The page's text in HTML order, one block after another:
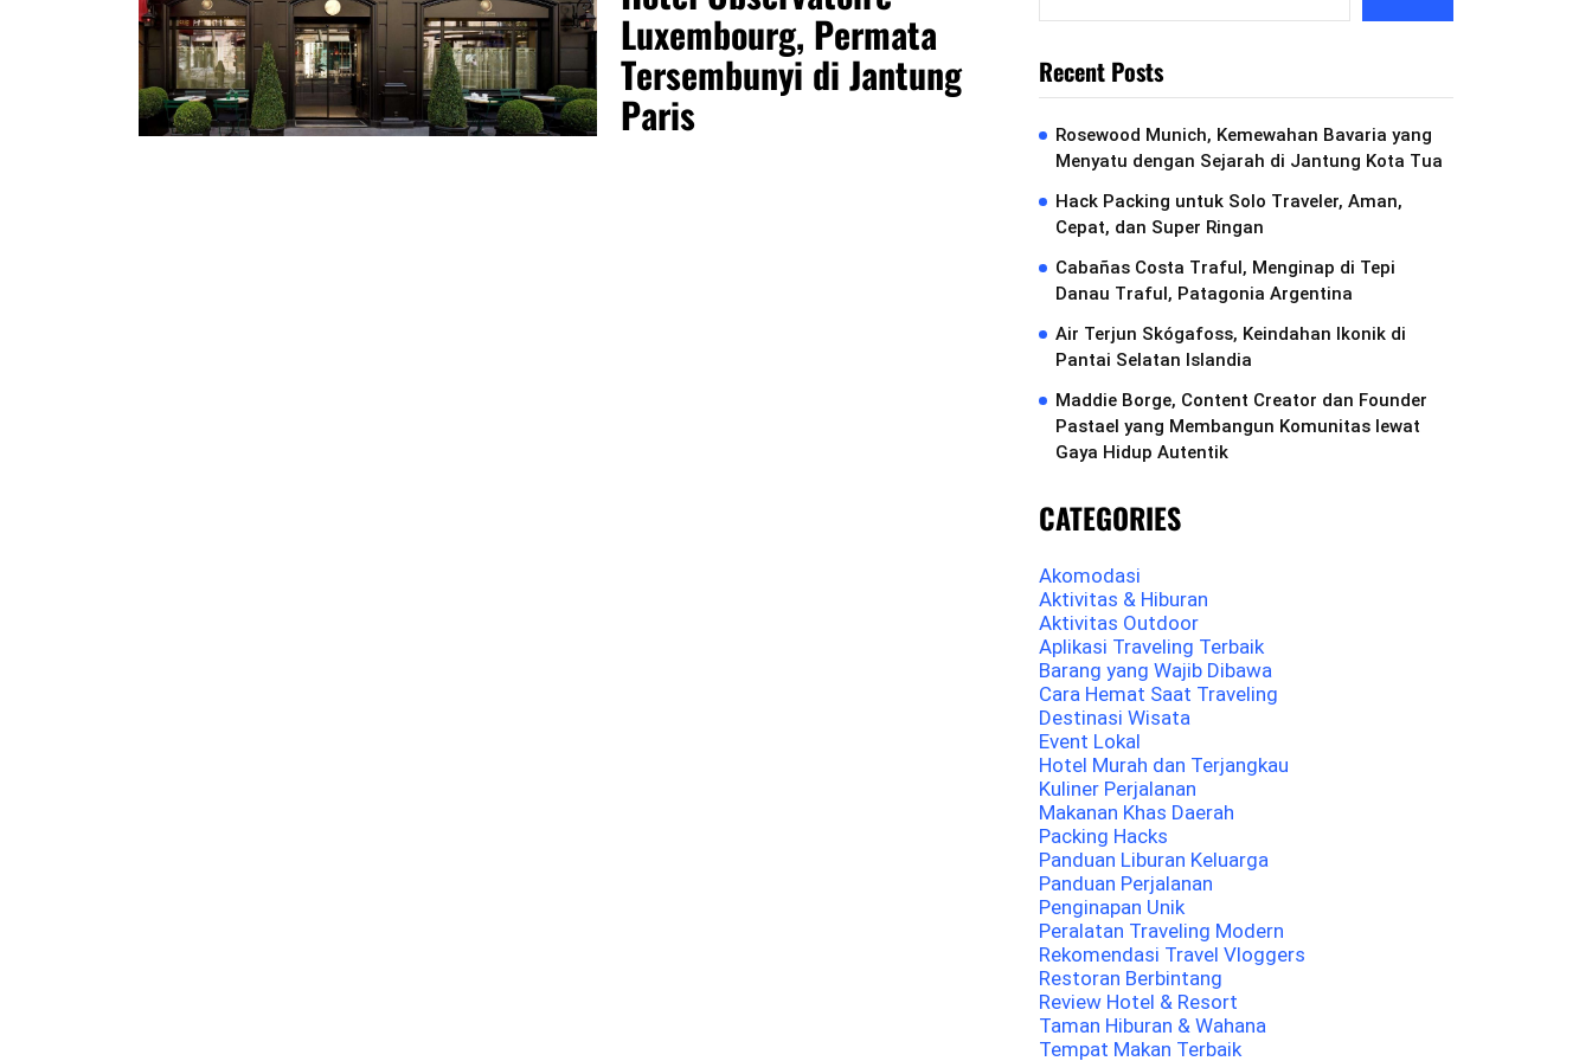
Luxembourg, Permata
Tersembunyi di Jantung
Paris
Recent Posts
Rosewood Munich, Kemewahan Bavaria yang
Menyatu dengan Sejarah di Jantung Kota Tua
Hack Packing untuk Solo Traveler, Aman,
Cepat, dan Super Ringan
Cabañas Costa Traful, Menginap di Tepi
Danau Traful, Patagonia Argentina
Air Terjun Skógafoss, Keindahan Ikonik di
Pantai Selatan Islandia
Maddie Borge, Content Creator dan Founder
Pastael yang Membangun Komunitas lewat
Gaya Hidup Autentik
CATEGORIES
Akomodasi
Aktivitas & Hiburan
Aktivitas Outdoor
Aplikasi Traveling Terbaik
Barang yang Wajib Dibawa
Cara Hemat Saat Traveling
Destinasi Wisata
Event Lokal
Hotel Murah dan Terjangkau
Kuliner Perjalanan
Makanan Khas Daerah
Packing Hacks
Panduan Liburan Keluarga
Panduan Perjalanan
Penginapan Unik
Peralatan Traveling Modern
Rekomendasi Travel Vloggers
Restoran Berbintang
Review Hotel & Resort
Taman Hiburan & Wahana
Tempat Makan Terbaik